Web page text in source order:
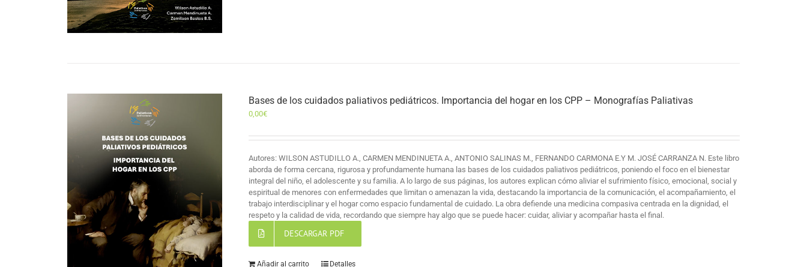
Bases de los cuidados paliativos pediátricos. Importancia del hogar en los CPP – Monografías Paliativas
0,00€
Autores: WILSON ASTUDILLO A., CARMEN MENDINUETA A., ANTONIO SALINAS M., FERNANDO CARMONA E.Y M. JOSÉ CARRANZA N. Este libro
aborda de forma cercana, rigurosa y profundamente humana las bases de los cuidados paliativos pediátricos, poniendo el foco en el bienestar
integral del niño, el adolescente y su familia. A lo largo de sus páginas, los autores explican cómo aliviar el sufrimiento físico, emocional, social y
espiritual de menores con enfermedades que limitan o amenazan la vida, destacando la importancia de la comunicación, el acompañamiento, el
trabajo interdisciplinar y el hogar como espacio fundamental de cuidado. La obra defiende una medicina compasiva centrada en la dignidad, el
respeto y la calidad de vida, recordando que siempre hay algo que se puede hacer: cuidar, aliviar y acompañar hasta el final.
DESCARGAR PDF
Añadir al carrito Detalles